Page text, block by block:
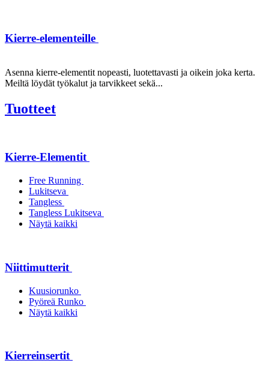
Kierre-elementeille
Asenna kierre-elementit nopeasti, luotettavasti ja oikein joka kerta.
Meiltä löydät työkalut ja tarvikkeet sekä...
Tuotteet
Kierre-Elementit
Free Running
Lukitseva
Tangless
Tangless Lukitseva
Näytä kaikki
Niittimutterit
Kuusiorunko
Pyöreä Runko
Näytä kaikki
Kierreinsertit